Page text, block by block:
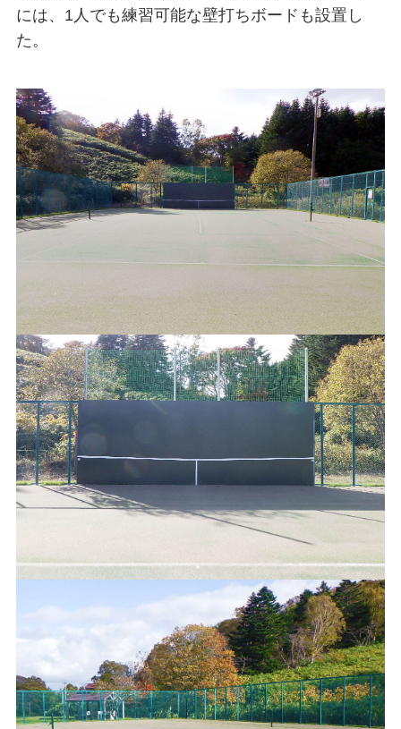
には、1人でも練習可能な壁打ちボードも設置し
た。